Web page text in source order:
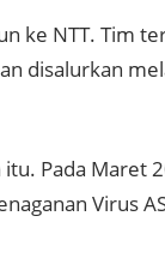
ke NTT. Tim
disalurkan
Pada Maret
Virus